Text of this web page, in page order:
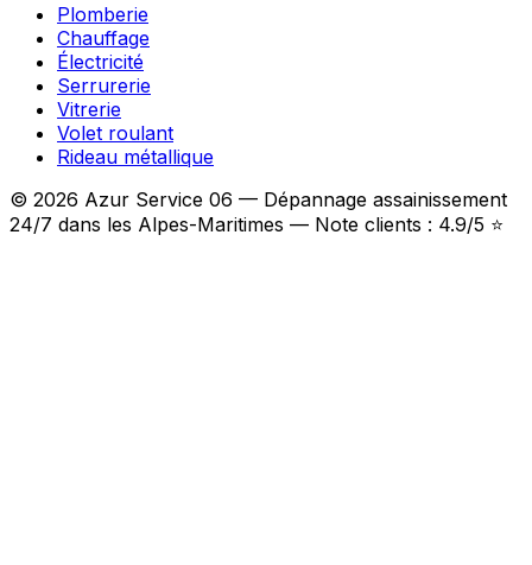
Plomberie
Chauffage
Électricité
Serrurerie
Vitrerie
Volet roulant
Rideau métallique
© 2026 Azur Service 06 — Dépannage assainissement
24/7 dans les Alpes-Maritimes — Note clients : 4.9/5 ⭐